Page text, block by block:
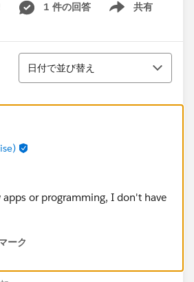
1 件の回答 共有
Show menu
並び替え
日付で並び替え
or programming, I don't have
ーク